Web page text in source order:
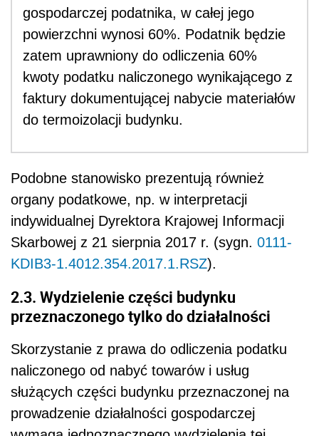
gospodarczej podatnika, w całej jego
powierzchni wynosi 60%. Podatnik będzie
zatem uprawniony do odliczenia 60%
kwoty podatku naliczonego wynikającego z
faktury dokumentującej nabycie materiałów
do termoizolacji budynku.
Podobne stanowisko prezentują również
organy podatkowe, np. w interpretacji
indywidualnej Dyrektora Krajowej Informacji
Skarbowej z 21 sierpnia 2017 r. (sygn. 0111-
KDIB3-1.4012.354.2017.1.RSZ).
2.3. Wydzielenie części budynku
przeznaczonego tylko do działalności
Skorzystanie z prawa do odliczenia podatku
naliczonego od nabyć towarów i usług
służących części budynku przeznaczonej na
prowadzenie działalności gospodarczej